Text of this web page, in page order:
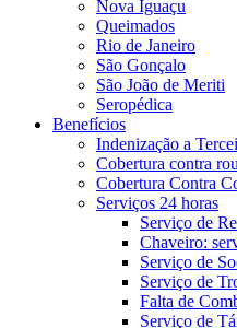
Nova Iguaçu
Queimados
Rio de Janeiro
São Gonçalo
São João de Meriti
Seropédica
Benefícios
Indenização a
Cobertura contra
Cobertura Contra
Serviços 24 horas
Serviço de
Chaveiro:
Serviço de
Serviço de
Falta de
Serviço de